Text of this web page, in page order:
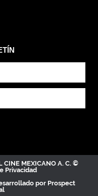
CINE MEXICANO A. C. ©
Privacidad
por Prospect